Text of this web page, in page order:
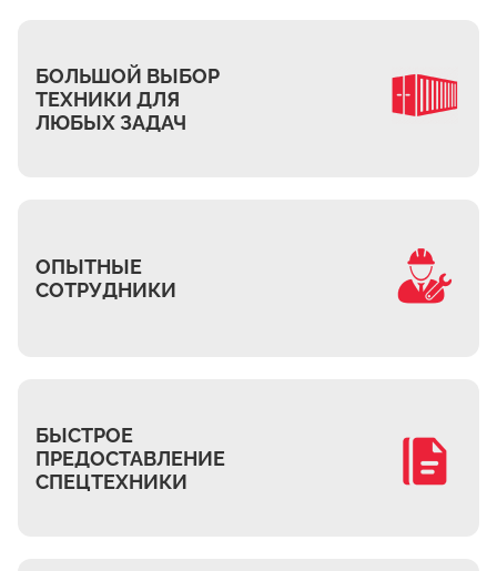
БОЛЬШОЙ ВЫБОР
ТЕХНИКИ ДЛЯ
ЛЮБЫХ ЗАДАЧ
ОПЫТНЫЕ
СОТРУДНИКИ
БЫСТРОЕ
ПРЕДОСТАВЛЕНИЕ
СПЕЦТЕХНИКИ